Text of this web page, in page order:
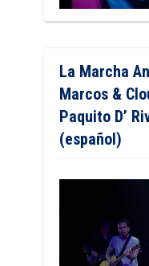
La Marcha
Marcos &
Paquito D’
(español)